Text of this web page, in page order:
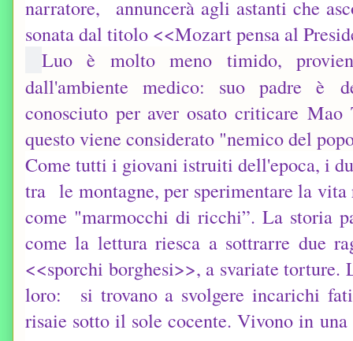
narratore, annuncerà agli astanti che
sonata dal titolo <<Mozart pensa al
Luo è molto meno timido,
dall'ambiente medico: suo padre è
conosciuto per aver osato criticareMao
questo viene considerato "nemico del
Come tutti i giovani istruiti dell'epoca, i
tra le montagne, per sperimentare la
come "marmocchi di ricchi”. La storia
come la lettura riesca a sottrarre due
<<sporchi borghesi>>, a svariate
loro: si trovano a svolgere incarichi
risaie sotto il sole cocente. Vivono in